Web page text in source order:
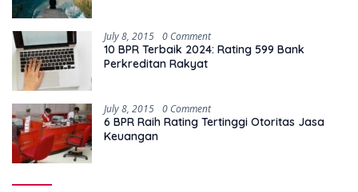
July 8, 2015 0 Comment
10 BPR Terbaik 2024: Rating 599 Bank
Perkreditan Rakyat
July 8, 2015 0 Comment
6 BPR Raih Rating Tertinggi Otoritas Jasa
Keuangan